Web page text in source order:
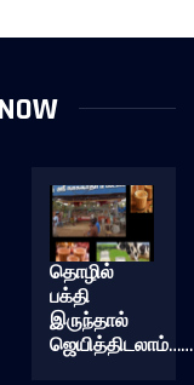
தொழில்
பக்தி
இருந்தால்